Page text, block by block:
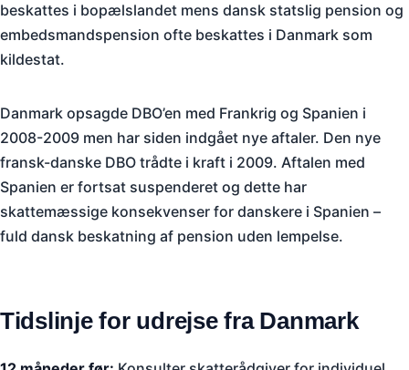
beskattes i bopælslandet mens dansk statslig pension og
embedsmandspension ofte beskattes i Danmark som
kildestat.
Danmark opsagde DBO’en med Frankrig og Spanien i
2008-2009 men har siden indgået nye aftaler. Den nye
fransk-danske DBO trådte i kraft i 2009. Aftalen med
Spanien er fortsat suspenderet og dette har
skattemæssige konsekvenser for danskere i Spanien –
fuld dansk beskatning af pension uden lempelse.
Tidslinje for udrejse fra Danmark